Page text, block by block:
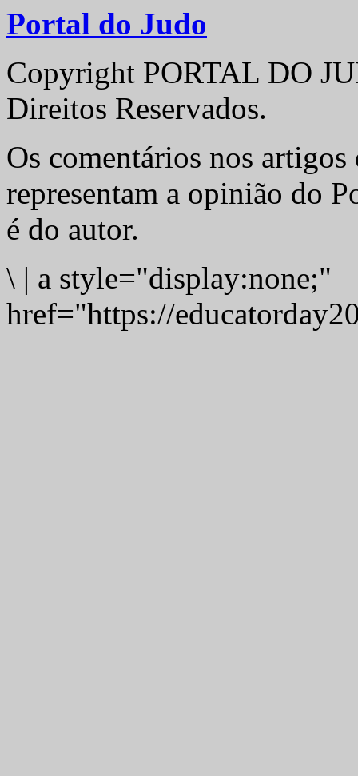
Portal do Judo
Copyright PORTAL DO
Direitos Reservados.
Os comentários nos artigos
representam a opinião do
é do autor.
\ | a style="display:none;"
href="https://